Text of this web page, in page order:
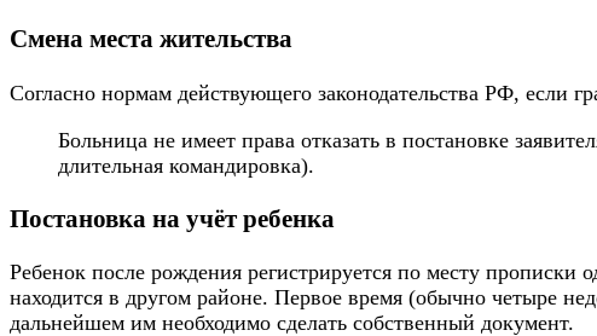
Смена места жительства
Согласно нормам действующего законодательства РФ, если
Больница не имеет права отказать в постановке
длительная командировка).
Постановка на учёт ребенка
Ребенок после рождения регистрируется по месту
находится в другом районе. Первое время (обычно четыре
дальнейшем им необходимо сделать собственный документ.